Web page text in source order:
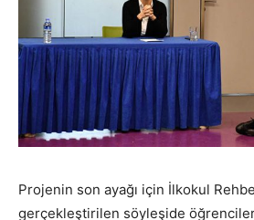
Projenin son ayağı için İlkokul
gerçekleştirilen söyleşide